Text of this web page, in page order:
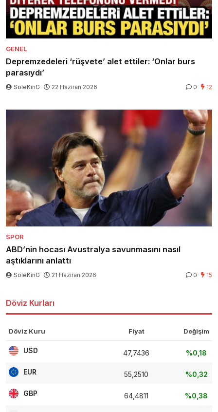
GENEL
Depremzedeleri ‘rüşvete’ alet ettiler: ‘Onlar burs
parasıydı’
SoleKinG 22 Haziran 2026 0 12
SPOR
ABD’nin hocası Avustralya savunmasını nasıl
aştıklarını anlattı
SoleKinG 21 Haziran 2026 0 15
Döviz Kurları
Döviz Kuru Fiyat Değişim
USD 47,7436 %0,18
EUR 55,2510 %0,32
GBP 64,4811 %0,38